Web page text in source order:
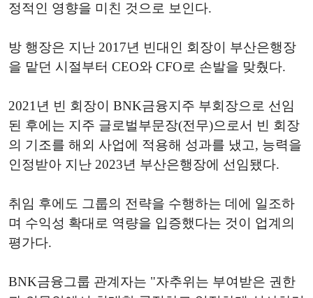
정적인 영향을 미친 것으로 보인다.
방 행장은 지난 2017년 빈대인 회장이 부산은행장
을 맡던 시절부터 CEO와 CFO로 손발을 맞췄다.
2021년 빈 회장이 BNK금융지주 부회장으로 선임
된 후에는 지주 글로벌부문장(전무)으로서 빈 회장
의 기조를 해외 사업에 적용해 성과를 냈고, 능력을
인정받아 지난 2023년 부산은행장에 선임됐다.
취임 후에도 그룹의 전략을 수행하는 데에 일조하
며 수익성 확대로 역량을 입증했다는 것이 업계의
평가다.
BNK금융그룹 관계자는 "자추위는 부여받은 권한